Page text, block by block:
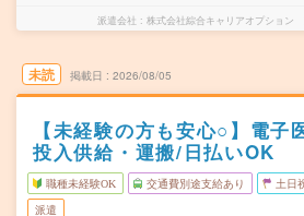
派遣会社 株式会社綜合キャリアオプション
未読 掲載日 2026/08/05
【未経験の方も安心○】電子
投入供給・運搬/日払いOK
職種未経験OK 交通費別途支給あり 土日
派遣